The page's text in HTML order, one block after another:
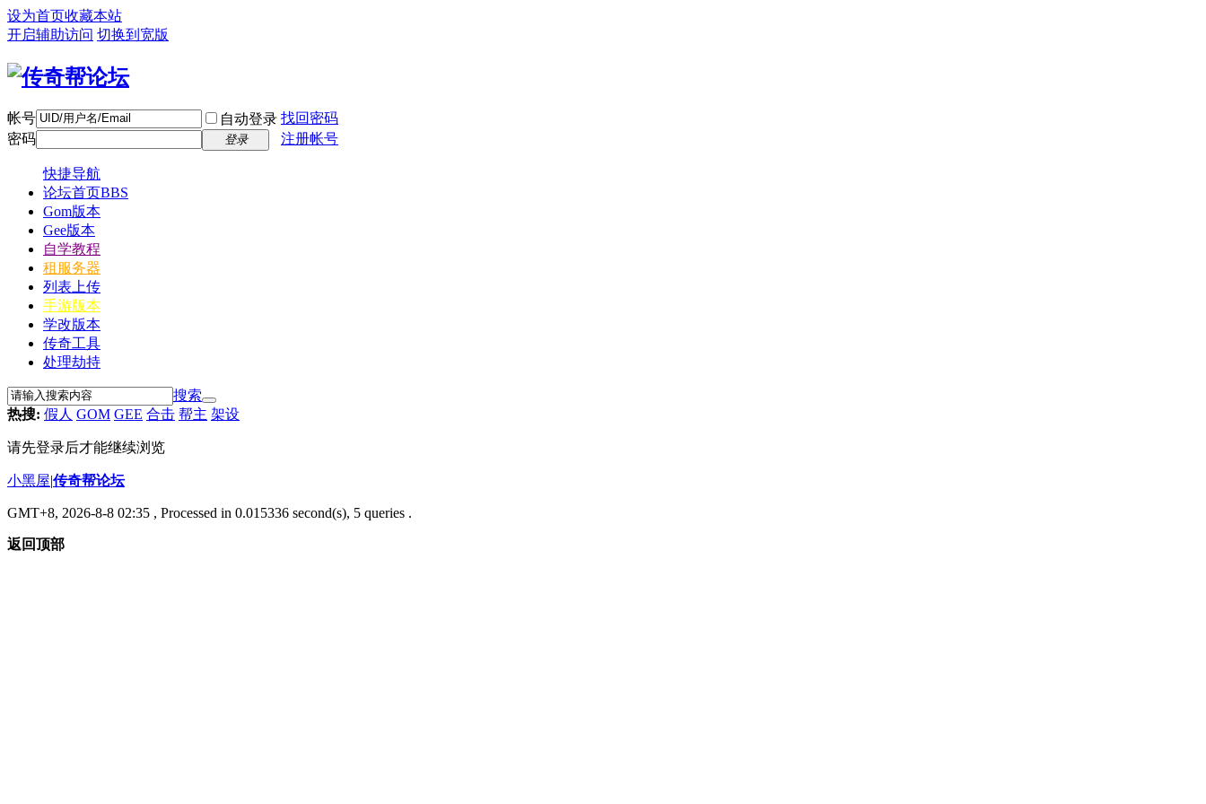
设为首页收藏本站
开启辅助访问 切换到宽版
帐号 自动登录 找回密码
密码
登录 注册帐号
快捷导航
论坛首页BBS
Gom版本
Gee版本
自学教程
租服务器
列表上传
手游版本
学改版本
传奇工具
处理劫持
搜索
热搜: 假人 GOM GEE 合击 帮主 架设
请先登录后才能继续浏览
小黑屋|传奇帮论坛
GMT+8, 2026-8-8 02:35 , Processed in 0.015336 second(s), 5 queries .
返回顶部